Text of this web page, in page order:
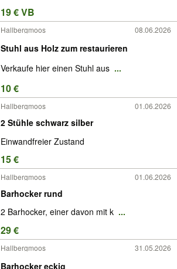
19 € VB
Hallbergmoos 08.06.2026
Stuhl aus Holz zum restaurieren
Verkaufe hier einen Stuhl aus ...
10 €
Hallbergmoos 01.06.2026
2 Stühle schwarz silber
Einwandfreier Zustand
15 €
Hallbergmoos 01.06.2026
Barhocker rund
2 Barhocker, einer davon mit k ...
29 €
Hallbergmoos 31.05.2026
Barhocker eckig